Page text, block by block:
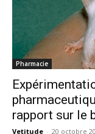
Pharmacie
rapport sur le
Vetitude - 20 octobre